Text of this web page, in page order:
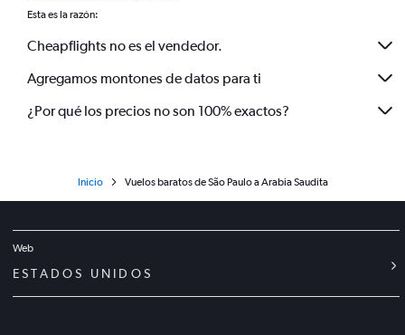
Esta es la razón:
Cheapflights no es el vendedor.
Agregamos montones de datos para ti
¿Por qué los precios no son 100% exactos?
Inicio Vuelos baratos de São Paulo a Arabia Saudita
Web
ESTADOS UNIDOS